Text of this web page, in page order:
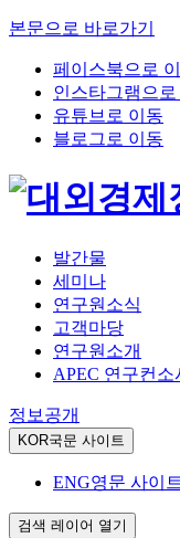
본문으로 바로가기
페이스북으로
인스타그램으로
유튜브로 이동
블로그로 이동
발간물
세미나
연구원소식
고객마당
연구원소개
APEC 연구컨소
정보공개
KOR국문 사이트
ENG영문 사이트
검색 레이어 열기